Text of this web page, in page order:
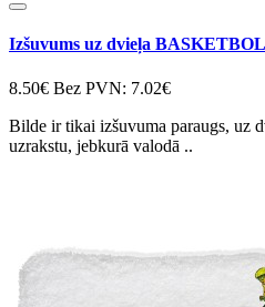
Izšuvums uz dvieļa
8.50€ Bez PVN: 7.02€
Bilde ir tikai izšuvuma paraugs, uz
uzrakstu, jebkurā valodā ..